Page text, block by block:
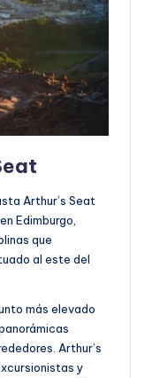
Arthur’s Seat
Edimburgo,
que
al este del
más elevado
Arthur’s
y